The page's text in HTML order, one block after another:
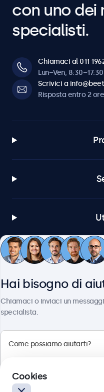
con uno dei
specialisti.
Chiamaci al 011
Lun–Ven, 8:30–17:30
Scrivici a
Risposta entro 2
Hai bisogno di
Chiamaci o inviaci un
specialista.
Cookies